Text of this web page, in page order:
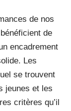
de nos
de
encadrement
Les
se trouvent
jeunes et les
critères qu’il